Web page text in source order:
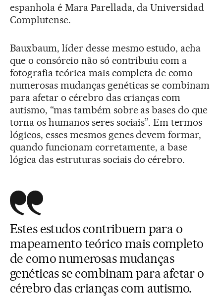
espanhola é Mara Parellada, da Universidad
Complutense.
Bauxbaum, líder desse mesmo estudo, acha
que o consórcio não só contribuiu com a
fotografia teórica mais completa de como
numerosas mudanças genéticas se combinam
para afetar o cérebro das crianças com
autismo, “mas também sobre as bases do que
torna os humanos seres sociais”. Em termos
lógicos, esses mesmos genes devem formar,
quando funcionam corretamente, a base
lógica das estruturas sociais do cérebro.
Estes estudos contribuem para o
mapeamento teórico mais completo
de como numerosas mudanças
genéticas se combinam para afetar o
cérebro das crianças com autismo.